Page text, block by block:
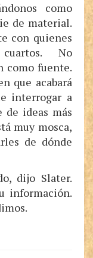
como
de material.
con quienes
No
como fuente.
que acabará
interrogar a
de ideas más
muy mosca,
de dónde
dijo Slater.
información.